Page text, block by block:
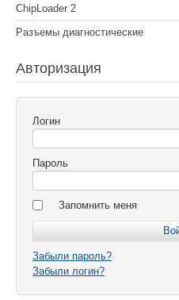
ChipLoader 2
Разъемы диагностические
Авторизация
Логин
Пароль
Запомнить меня
Забыли пароль?
Забыли логин?